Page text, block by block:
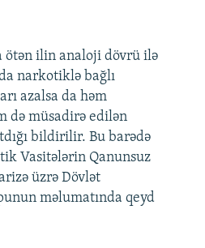
ötən ilin analoji dövrü ilə
narkotiklə bağlı
azalsa da həm
də müsadirə edilən
bildirilir. Bu barədə
Vasitələrin Qanunsuz
üzrə Dövlət
məlumatında qeyd